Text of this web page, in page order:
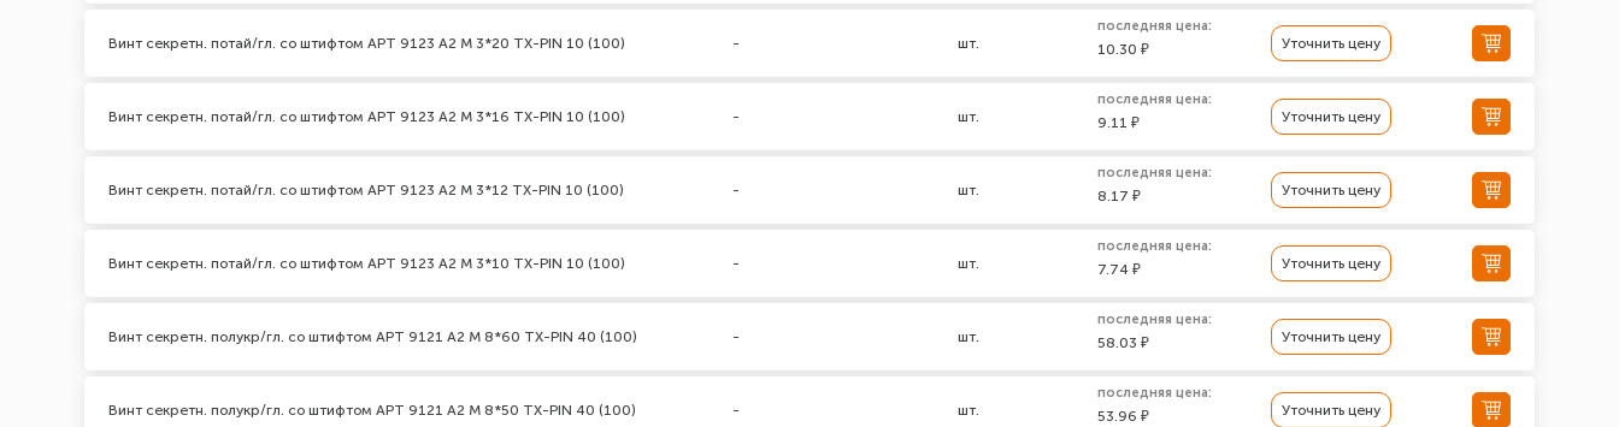
Винт секретн. потай/гл. со штифтом АРТ 9123 А2 M 3*20 TX-PIN 10 (100) - шт.
последняя цена:
10.30 ₽ Уточнить цену
Винт секретн. потай/гл. со штифтом АРТ 9123 А2 M 3*16 TX-PIN 10 (100) - шт.
последняя цена:
9.11 ₽ Уточнить цену
Винт секретн. потай/гл. со штифтом АРТ 9123 А2 M 3*12 TX-PIN 10 (100) - шт.
последняя цена:
8.17 ₽ Уточнить цену
Винт секретн. потай/гл. со штифтом АРТ 9123 А2 M 3*10 TX-PIN 10 (100) - шт.
последняя цена:
7.74 ₽ Уточнить цену
Винт секретн. полукр/гл. со штифтом АРТ 9121 А2 M 8*60 TX-PIN 40 (100) - шт.
последняя цена:
58.03 ₽ Уточнить цену
Винт секретн. полукр/гл. со штифтом АРТ 9121 А2 M 8*50 TX-PIN 40 (100) - шт.
последняя цена:
53.96 ₽ Уточнить цену